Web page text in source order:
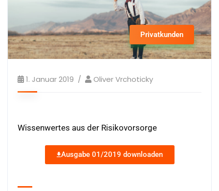
Privatkunden
1. Januar 2019 Oliver Vrchoticky
Wissenwertes aus der Risikovorsorge
Ausgabe 01/2019 downloaden